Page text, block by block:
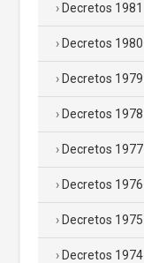
Decretos 1981
Decretos 1980
Decretos 1979
Decretos 1978
Decretos 1977
Decretos 1976
Decretos 1975
Decretos 1974